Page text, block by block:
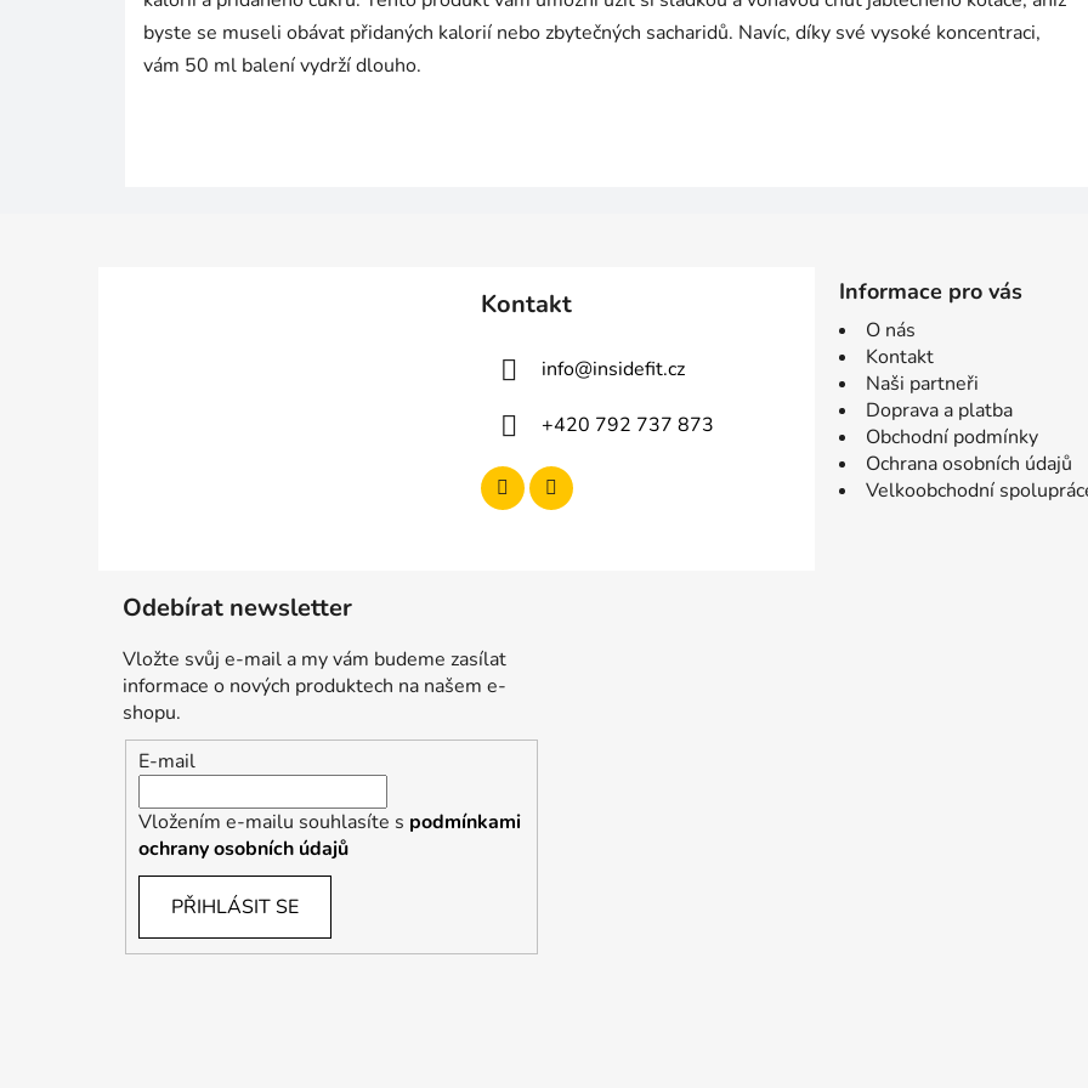
byste se museli obávat přidaných kalorií nebo zbytečných sacharidů. Navíc, díky své vysoké koncentraci,
vám 50 ml balení vydrží dlouho.
Kontakt
info@insidefit.cz
+420 792 737 873
Informace pro vás
O nás
Kontakt
Naši partneři
Doprava a platba
Obchodní podmínky
Ochrana osobních údajů
Velkoobchodní
Odebírat newsletter
Vložte svůj e-mail a my vám budeme zasílat
informace o nových produktech na našem e-
shopu.
E-mail
Vložením e-mailu souhlasíte s podmínkami
ochrany osobních údajů
PŘIHLÁSIT SE